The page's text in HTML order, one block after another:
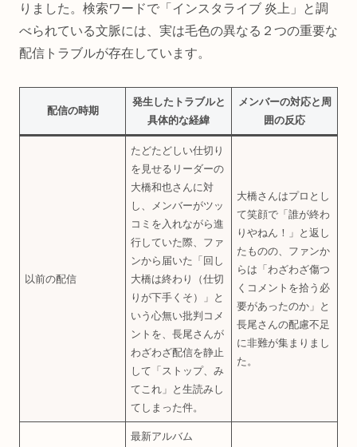
りました。検索ワードで「インスタライブ 炎上」と調
べられている文脈には、実は毛色の異なる２つの重要な
配信トラブルが存在しています。
配信の時期
発生したトラブルと
具体的な経緯
メンバーの対応と周
囲の反応
以前の配信
たどたどしい仕切り
を見せるリーダーの
大橋和也さんに対
し、メンバーがツッ
コミを入れながら進
行していた際、ファ
ンから届いた「回し
大橋は終わり（仕切
りが下手くそ）」と
いう心無い批判コメ
ントを、長尾さんが
わざわざ配信を静止
して「ストップ、み
てこれ」と生読みし
てしまった件。
大橋さんはプロとし
て笑顔で「誰が終わ
りやねん！」と返し
たものの、ファンか
らは「わざわざ傷つ
くコメントを拾う必
要があったのか」と
長尾さんの配慮不足
に非難が集まりまし
た。
最新アルバム